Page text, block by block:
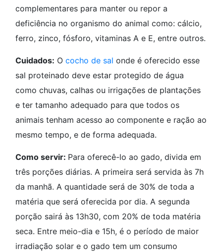
complementares para manter ou repor a
deficiência no organismo do animal como: cálcio,
ferro, zinco, fósforo, vitaminas A e E, entre outros.
Cuidados: O cocho de sal onde é oferecido esse
sal proteinado deve estar protegido de água
como chuvas, calhas ou irrigações de plantações
e ter tamanho adequado para que todos os
animais tenham acesso ao componente e ração ao
mesmo tempo, e de forma adequada.
Como servir: Para oferecê-lo ao gado, divida em
três porções diárias. A primeira será servida às 7h
da manhã. A quantidade será de 30% de toda a
matéria que será oferecida por dia. A segunda
porção sairá às 13h30, com 20% de toda matéria
seca. Entre meio-dia e 15h, é o período de maior
irradiação solar e o gado tem um consumo